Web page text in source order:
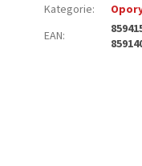
Kategorie:
EAN: